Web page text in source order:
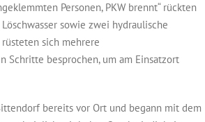
Personen, PKW brennt“ rückten
sowie zwei hydraulische
sich mehrere
Schritte besprochen, um am Einsatzort
bereits vor Ort und begann mit dem